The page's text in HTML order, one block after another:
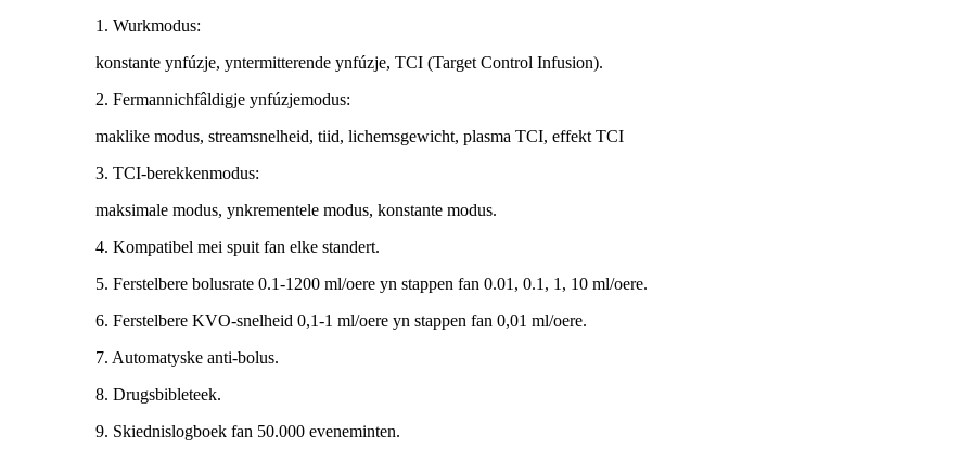
1. Wurkmodus:
konstante ynfúzje, yntermitterende ynfúzje, TCI (Target Control Infusion).
2. Fermannichfâldigje ynfúzjemodus:
maklike modus, streamsnelheid, tiid, lichemsgewicht, plasma TCI, effekt TCI
3. TCI-berekkenmodus:
maksimale modus, ynkrementele modus, konstante modus.
4. Kompatibel mei spuit fan elke standert.
5. Ferstelbere bolusrate 0.1-1200 ml/oere yn stappen fan 0.01, 0.1, 1, 10 ml/oere.
6. Ferstelbere KVO-snelheid 0,1-1 ml/oere yn stappen fan 0,01 ml/oere.
7. Automatyske anti-bolus.
8. Drugsbibleteek.
9. Skiednislogboek fan 50.000 eveneminten.